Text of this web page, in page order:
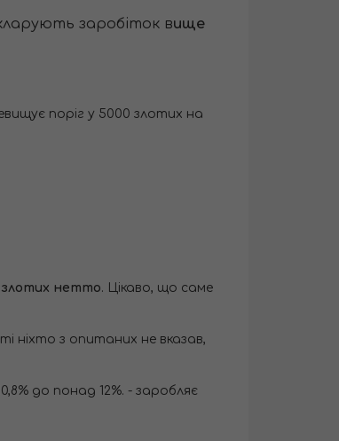
заробіток вище
поріг у 5000 злотих на
злотих нетто. Цікаво, що саме
ніхто з опитаних не вказав,
до понад 12%. - заробляє